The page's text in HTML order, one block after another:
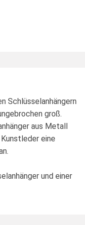
Schlüsselanhängern
groß.
aus Metall
eine
und einer